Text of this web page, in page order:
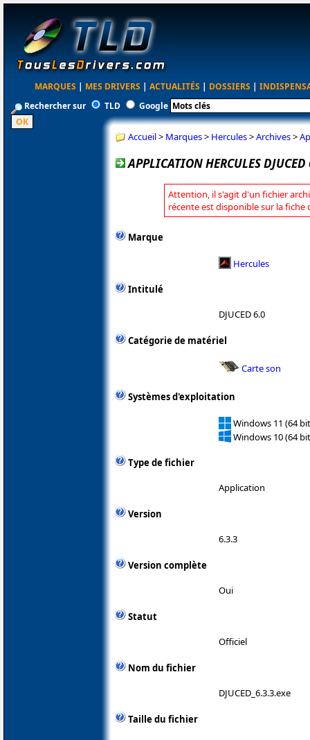
MARQUES | MES DRIVERS | ACTUALITÉS | DOSSIERS |
Rechercher sur
TLD Google
Accueil> Marques> Hercules>Archives>
APPLICATION HERCULES
Attention, il s'agit d'un fichier
récente est disponible sur la fiche
Marque
Hercules
Intitulé
DJUCED 6.0
Catégorie de matériel
Carte son
Systèmes d'exploitation
Windows 11 (64
Windows 10 (64
Type de fichier
Application
Version
6.3.3
Version complète
Oui
Statut
Officiel
Nom du fichier
DJUCED_6.3.3.exe
Taille du fichier